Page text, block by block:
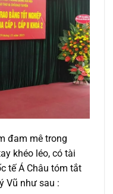
đam mê trong
khéo léo, có tài
tế Á Châu tóm tắt
Vũ như sau :